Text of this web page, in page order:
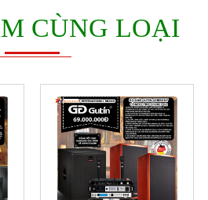
CÙNG LOẠI